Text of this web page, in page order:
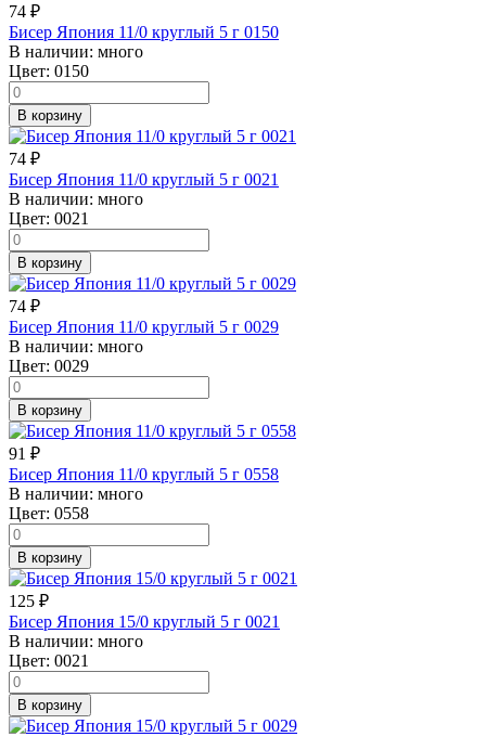
74 ₽
Бисер Япония 11/0 круглый 5 г 0150
В наличии: много
Цвет: 0150
В корзину
74 ₽
Бисер Япония 11/0 круглый 5 г 0021
В наличии: много
Цвет: 0021
В корзину
74 ₽
Бисер Япония 11/0 круглый 5 г 0029
В наличии: много
Цвет: 0029
В корзину
91 ₽
Бисер Япония 11/0 круглый 5 г 0558
В наличии: много
Цвет: 0558
В корзину
125 ₽
Бисер Япония 15/0 круглый 5 г 0021
В наличии: много
Цвет: 0021
В корзину